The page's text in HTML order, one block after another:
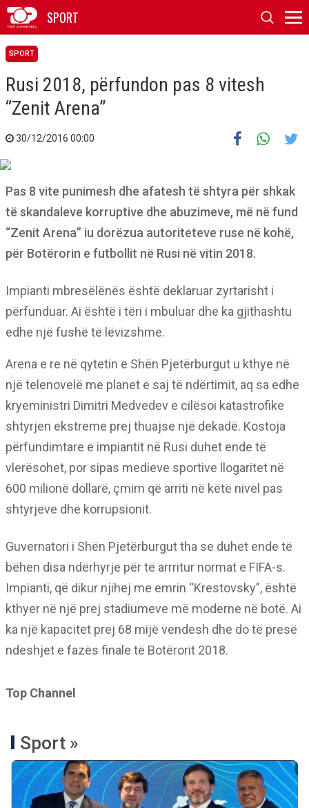
SPORT
SPORT
Rusi 2018, përfundon pas 8 vitesh
“Zenit Arena”
30/12/2016 00:00
Pas 8 vite punimesh dhe afatesh të shtyra për shkak
të skandaleve korruptive dhe abuzimeve, më në fund
“Zenit Arena” iu dorëzua autoriteteve ruse në kohë,
për Botërorin e futbollit në Rusi në vitin 2018.
Impianti mbresëlënës është deklaruar zyrtarisht i
përfunduar. Ai është i tëri i mbuluar dhe ka gjithashtu
edhe një fushë të lëvizshme.
Arena e re në qytetin e Shën Pjetërburgut u kthye në
një telenovelë me planet e saj të ndërtimit, aq sa edhe
kryeministri Dimitri Medvedev e cilësoi katastrofike
shtyrjen ekstreme prej thuajse një dekadë. Kostoja
përfundimtare e impiantit në Rusi duhet ende të
vlerësohet, por sipas medieve sportive llogaritet në
600 milionë dollarë, çmim që arriti në këtë nivel pas
shtyrjeve dhe korrupsionit.
Guvernatori i Shën Pjetërburgut tha se duhet ende të
bëhen disa ndërhyrje për të arrritur normat e FIFA-s.
Impianti, që dikur njihej me emrin “Krestovsky”, është
kthyer në një prej stadiumeve më moderne në botë. Ai
ka një kapacitet prej 68 mijë vendesh dhe do të presë
ndeshjet e fazës finale të Botërorit 2018.
Top Channel
Sport »